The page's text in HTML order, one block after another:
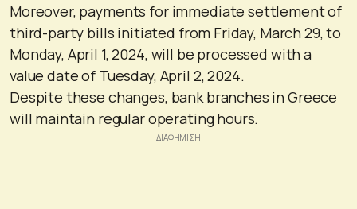
Moreover, payments for immediate settlement of
third-party bills initiated from Friday, March 29, to
Monday, April 1, 2024, will be processed with a
value date of Tuesday, April 2, 2024.
Despite these changes, bank branches in Greece
will maintain regular operating hours.